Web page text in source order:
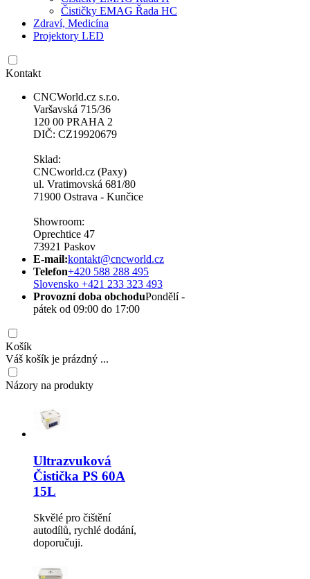
Čističky EMAG Řada HC
Zdraví, Medicína
Projektory LED
Kontakt
CNCWorld.cz s.r.o.
Varšavská 715/36
120 00 PRAHA 2
DIČ: CZ19920679
Sklad:
CNCworld.cz (Paxy)
ul. Vratimovská 681/80
71900 Ostrava - Kunčice
Showroom:
Oprechtice 47
73921 Paskov
E-mail:kontakt@cncworld.cz
Telefon+420 588 288 495
Slovensko +421 233 323 493
Provozní doba obchoduPondělí -
pátek od 09:00 do 17:00
Košík
Váš košík je prázdný ...
Názory na produkty
Ultrazvuková
Čistička PS 60A
15L
Skvělé pro čištění
autodílů, rychlé dodání,
doporučuji.